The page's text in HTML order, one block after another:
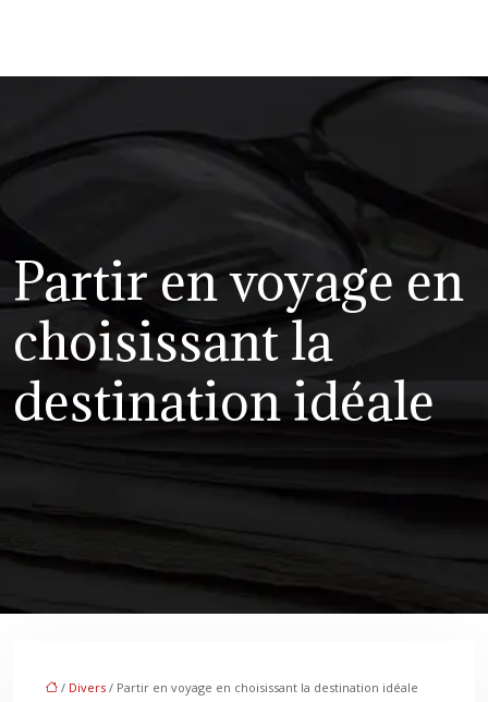
Partir en voyage en
choisissant la
destination idéale
/ Divers / Partir en voyage en choisissant la destination idéale